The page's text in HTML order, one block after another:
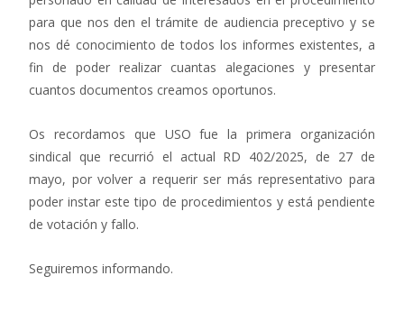
para que nos den el trámite de audiencia preceptivo y se
nos dé conocimiento de todos los informes existentes, a
fin de poder realizar cuantas alegaciones y presentar
cuantos documentos creamos oportunos.
Os recordamos que USO fue la primera organización
sindical que recurrió el actual RD 402/2025, de 27 de
mayo, por volver a requerir ser más representativo para
poder instar este tipo de procedimientos y está pendiente
de votación y fallo.
Seguiremos informando.